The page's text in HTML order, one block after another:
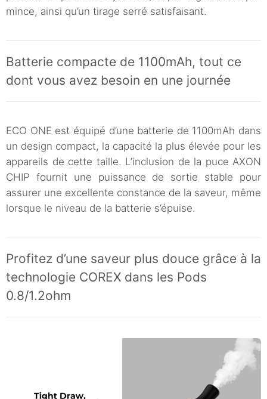
mince, ainsi qu’un tirage serré satisfaisant.
Batterie compacte de 1100mAh, tout ce
dont vous avez besoin en une journée
ECO ONE est équipé d’une batterie de 1100mAh dans
un design compact, la capacité la plus élevée pour les
appareils de cette taille. L’inclusion de la puce AXON
CHIP fournit une puissance de sortie stable pour
assurer une excellente constance de la saveur, même
lorsque le niveau de la batterie s’épuise.
Profitez d’une saveur plus douce grâce à la
technologie COREX dans les Pods
0.8/1.2ohm